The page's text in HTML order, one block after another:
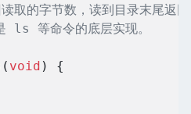
读取的字节数，读到目录末尾
等命令的底层实现。
( void ) {